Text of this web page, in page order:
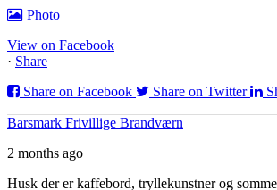
Photo
View on Facebook
· Share
Share on Facebook
Share on Twitter
Barsmark Frivillige Brandværn
2 months ago
Husk der er kaffebord, tryllekunstner og